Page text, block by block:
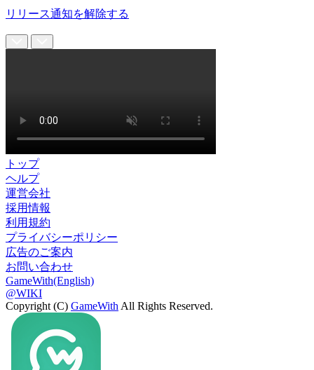
リリース通知を解除する
トップ
ヘルプ
運営会社
採用情報
利用規約
プライバシーポリシー
広告のご案内
お問い合わせ
GameWith(English)
@WIKI
Copyright (C) GameWith All Rights Reserved.